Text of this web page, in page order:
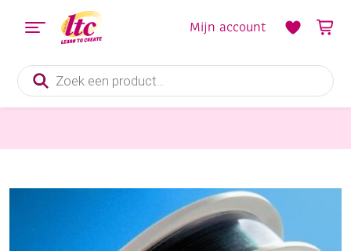
Producten
zoeken
Mijn account